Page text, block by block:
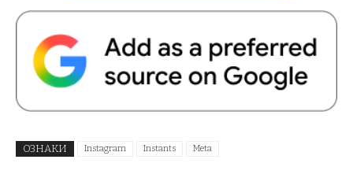
ОЗНАКИ Instagram Instants Meta